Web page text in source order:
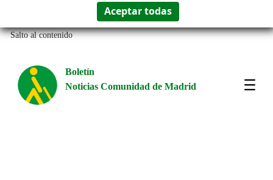
Salto al contenido
Boletín
Noticias Comunidad de Madrid